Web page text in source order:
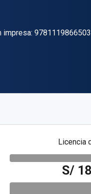
impresa: 9781119866503
Licencia
S/